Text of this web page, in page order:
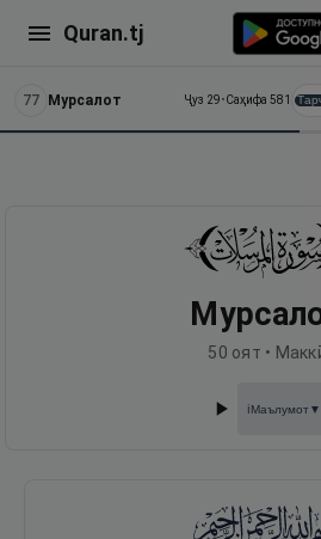
Quran.tj
77 Мурсалот Ҷуз 29•Саҳифа 581
50 оят •
ℹ️Маълумот▼